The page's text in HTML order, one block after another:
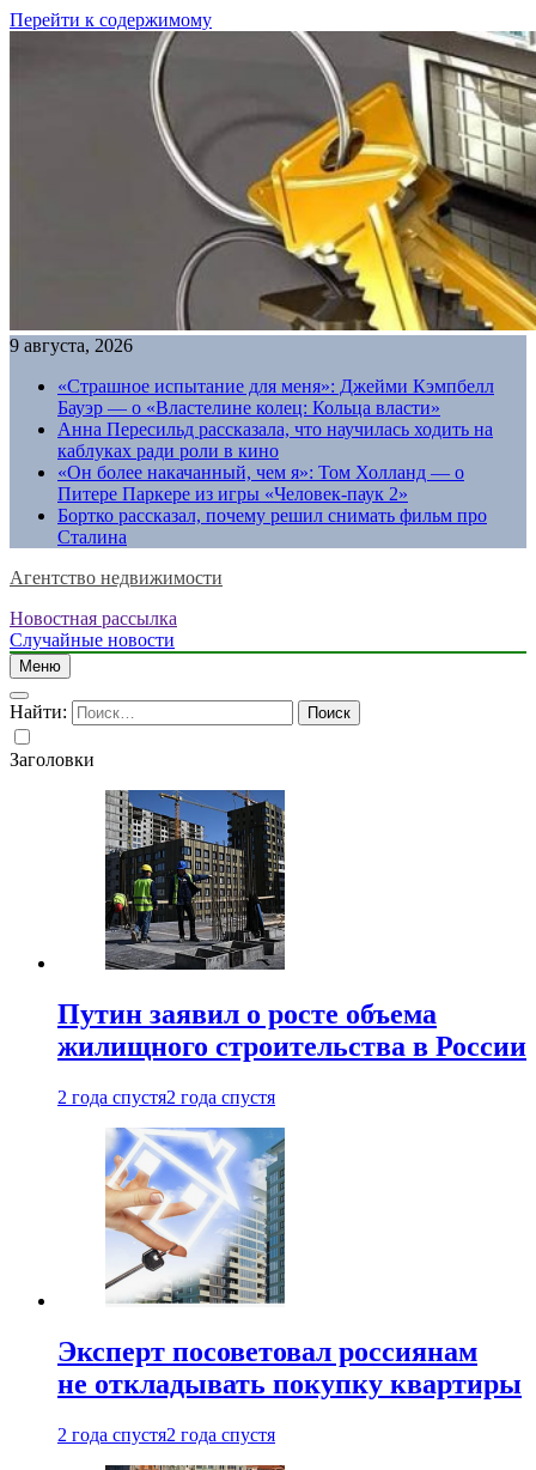
Перейти к содержимому
9 августа, 2026
«Страшное испытание для меня»: Джейми Кэмпбелл
Бауэр — о «Властелине колец: Кольца власти»
Анна Пересильд рассказала, что научилась ходить на
каблуках ради роли в кино
«Он более накачанный, чем я»: Том Холланд — о
Питере Паркере из игры «Человек-паук 2»
Бортко рассказал, почему решил снимать фильм про
Сталина
Агентство недвижимости
Новостная рассылка
Случайные новости
Меню
Найти:
Заголовки
Путин заявил о росте объема
жилищного строительства в России
2 года спустя2 года спустя
Эксперт посоветовал россиянам
не откладывать покупку квартиры
2 года спустя2 года спустя